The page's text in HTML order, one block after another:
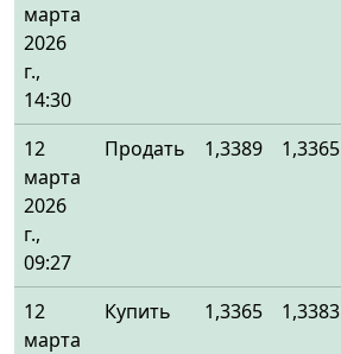
марта
2026
г.,
14:30
12
марта
2026
г.,
09:27
Продать 1,3389 1,3365
12
марта
Купить 1,3365 1,3383